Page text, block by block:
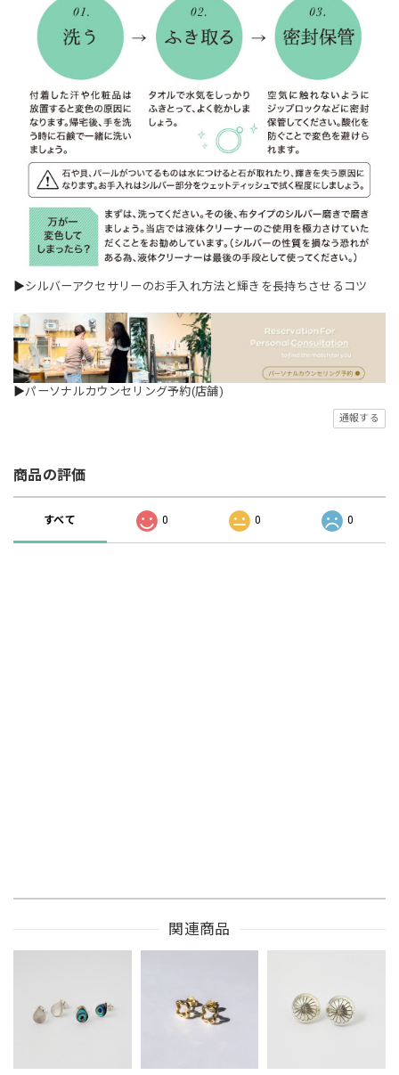
▶シルバーアクセサリーのお手入れ方法と輝きを長持ちさせるコツ
▶パーソナルカウンセリング予約(店舗)
通報する
商品の評価
すべて 0 0 0
関連商品